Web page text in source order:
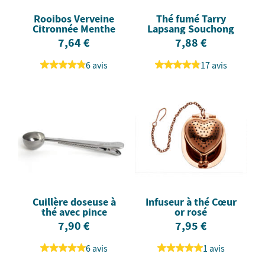
Rooibos Verveine
Citronnée Menthe
7,64 €
6 avis
Thé fumé Tarry
Lapsang Souchong
7,88 €
17 avis
Cuillère doseuse à
thé avec pince
7,90 €
6 avis
Infuseur à thé Cœur
or rosé
7,95 €
1 avis